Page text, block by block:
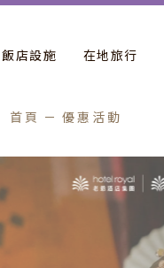
飯店設施 在地旅行
首頁 優惠活動